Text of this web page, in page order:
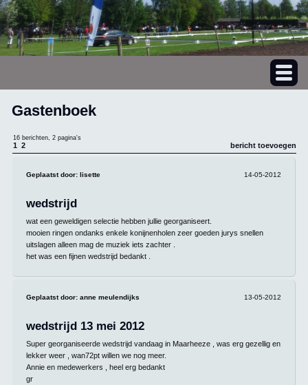
Gastenboek
16 berichten, 2 pagina's
bericht toevoegen
1 2
14-05-2012
Geplaatst door: lisette
wedstrijd
wat een geweldigen selectie hebben jullie georganiseert.
mooien ringen ondanks enkele konijnenholen zeer goeden jurys snellen
uitslagen alleen mag de muziek iets zachter .
het was een fijnen wedstrijd bedankt .
13-05-2012
Geplaatst door: anne meulendijks
wedstrijd 13 mei 2012
Super georganiseerde wedstrijd vandaag in Maarheeze , was erg gezellig en
lekker weer , wan72pt willen we nog meer.
Annie en medewerkers , heel erg bedankt
gr